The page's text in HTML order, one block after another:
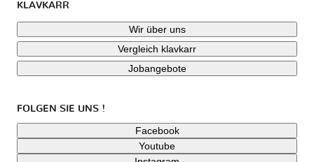
KLAVKARR
Wir über uns
Vergleich klavkarr
Jobangebote
FOLGEN SIE UNS !
Facebook
Youtube